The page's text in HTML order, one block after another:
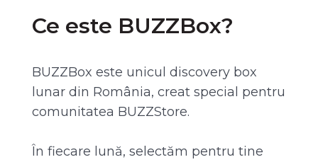
Ce este BUZZBox?
BUZZBox este unicul discovery box
lunar din România, creat special pentru
comunitatea BUZZStore.
În fiecare lună, selectăm pentru tine